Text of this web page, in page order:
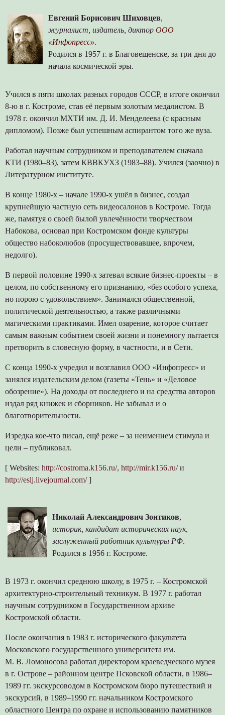
Евгений Борисович Шиховцев,
журналист, издатель, дикторООО
«Инфопресс».
Родился в 1957 г. в Благовещенске, за три дня до
начала космической эры.
Учился в пяти школах разных городов СССР, в итоге окончил
8-ю в г. Костроме, став её первым золотым медалистом. В
1978 г. окончил МХТИ им. Д. И. Менделеева (с красным
дипломом). Позже был успешным аспирантом того же вуза.
Работал научным сотрудником и преподавателем сначала
КТИ (1980–83), затем КВВКУХЗ (1983–88). Учился (заочно) в
Литературном институте.
В конце 1980-х – начале 1990-х ушёл в бизнес, создал
крупнейшую частную сеть видеосалонов в Костроме. Тогда
же, памятуя о своей былой увлечённости творчеством
Набокова, основал при Костромском фонде культуры
общество набоколюбов (просуществовавшее, впрочем,
недолго).
В первой половине 1990-х затевал всякие бизнес-проекты – в
целом, по собственному его признанию, «без особого успеха,
но порою с удовольствием». Занимался общественной,
политической деятельностью, а также различными
магическими практиками. Имел озарение, которое считает
самым важным событием своей жизни и понемногу пытается
претворить в словесную форму, в частности, и в Сети.
С конца 1990-х учредил и возглавил ООО «Инфопресс» и
занялся издательским делом (газеты «Тень» и «Деловое
обозрение»). На доходы от последнего и на средства авторов
издал ряд книжек и сборников. Не забывал и о
благотворительности.
Изредка кое-что писал, ещё реже – за неимением стимула и
цели – публиковал.
[ Websites: http://costroma.k156.ru/, http://mir.k156.ru/и
http://eslj.livejournal.com/]
Николай Александрович Зонтиков,
историк, кандидат исторических наук,
заслуженный работник культуры РФ.
Родился в 1956 г. Костроме.
В 1973 г. окончил среднюю школу, в 1975 г. – Костромской
архитектурно-строительный техникум. В 1977 г. работал
научным сотрудником в Государственном архиве
Костромской области.
После окончания в 1983 г. исторического факультета
Московского государственного университета им.
М. В. Ломоносова работал директором краеведческого музея
в г. Острове – районном центре Псковской области, в 1986–
1989 гг. экскурсоводом в Костромском бюро путешествий и
экскурсий, в 1989–1990 гг. начальником Костромского
областного Центра по охране и использованию памятников